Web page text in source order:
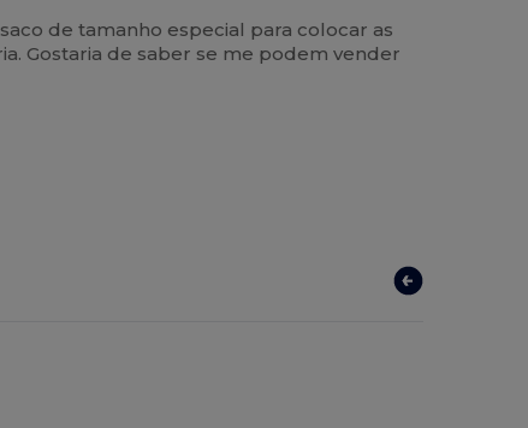
de tamanho especial para colocar as
Gostaria de saber se me podem vender